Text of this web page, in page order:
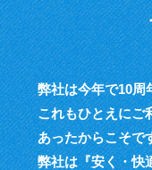
弊社は今年で10周
これもひとえにご
あったからこそで
弊社は『安く・快